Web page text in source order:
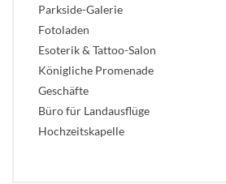
Parkside-Galerie
Fotoladen
Esoterik & Tattoo-Salon
Königliche Promenade
Geschäfte
Büro für Landausflüge
Hochzeitskapelle